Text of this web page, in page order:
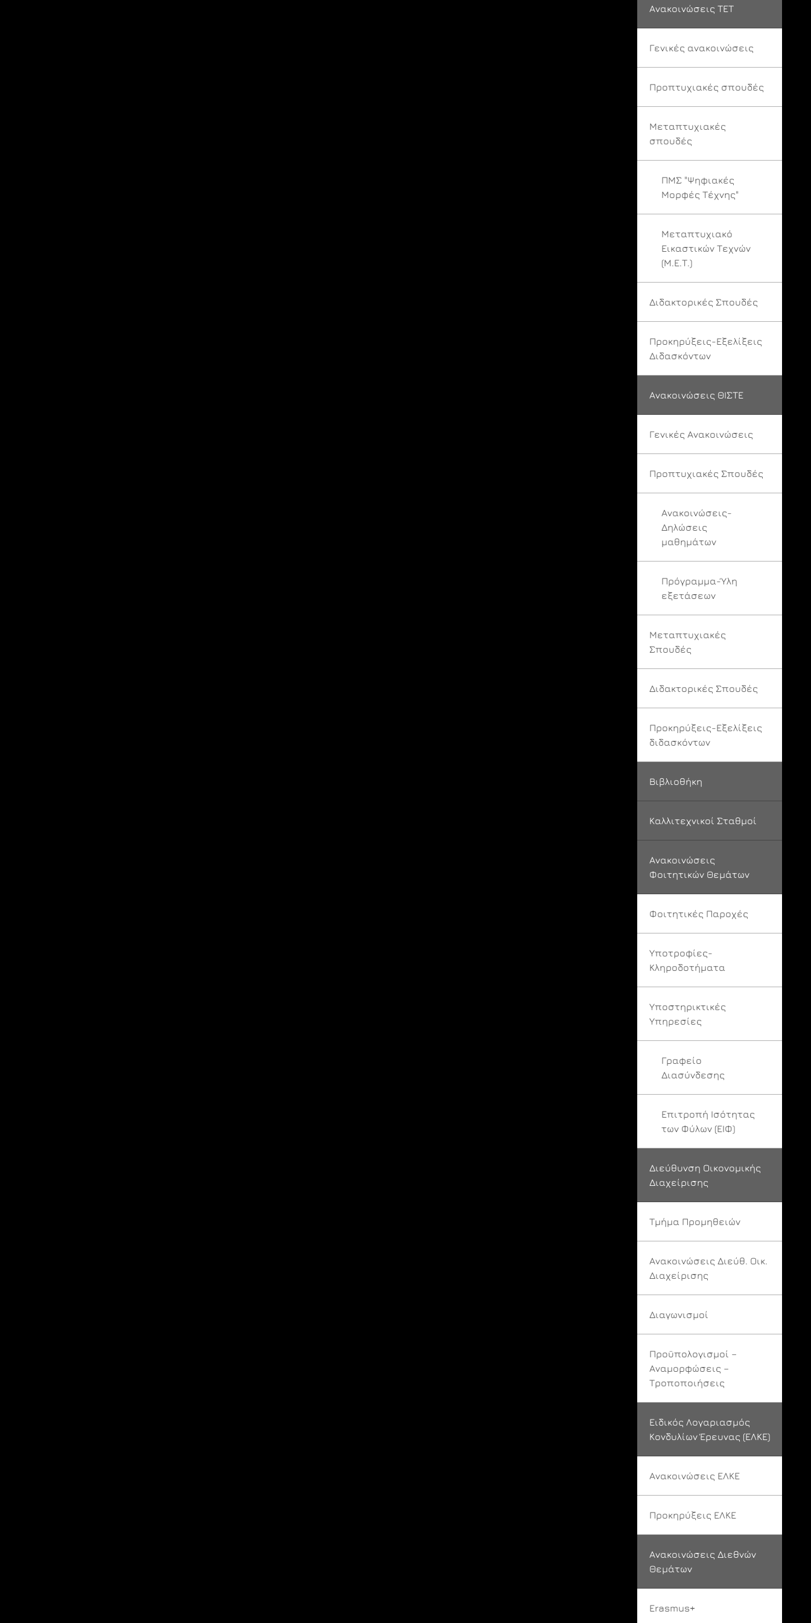
Ανακοινώσεις ΤΕΤ
Γενικές ανακοινώσεις
Προπτυχιακές σπουδές
Μεταπτυχιακές
σπουδές
ΠΜΣ "Ψηφιακές
Μορφές Τέχνης"
Μεταπτυχιακό
Εικαστικών Τεχνών
(Μ.Ε.Τ.)
Διδακτορικές Σπουδές
Προκηρύξεις-Εξελίξεις
Διδασκόντων
Ανακοινώσεις ΘΙΣΤΕ
Γενικές Ανακοινώσεις
Προπτυχιακές Σπουδές
Ανακοινώσεις-
Δηλώσεις
μαθημάτων
Πρόγραμμα-Ύλη
εξετάσεων
Μεταπτυχιακές
Σπουδές
Διδακτορικές Σπουδές
Προκηρύξεις-Εξελίξεις
διδασκόντων
Βιβλιοθήκη
Καλλιτεχνικοί Σταθμοί
Ανακοινώσεις
Φοιτητικών Θεμάτων
Φοιτητικές Παροχές
Υποτροφίες-
Κληροδοτήματα
Υποστηρικτικές
Υπηρεσίες
Γραφείο
Διασύνδεσης
Επιτροπή Ισότητας
των Φύλων (ΕΙΦ)
Διεύθυνση Οικονομικής
Διαχείρισης
Τμήμα Προμηθειών
Ανακοινώσεις Διεύθ. Οικ.
Διαχείρισης
Διαγωνισμοί
Προϋπολογισμοί –
Αναμορφώσεις –
Τροποποιήσεις
Ειδικός Λογαριασμός
Κονδυλίων Έρευνας (ΕΛΚΕ)
Ανακοινώσεις ΕΛΚΕ
Προκηρύξεις ΕΛΚΕ
Ανακοινώσεις Διεθνών
Θεμάτων
Erasmus+